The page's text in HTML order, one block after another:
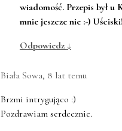
wiadomość. Przepis był u
mnie jeszcze nie :-) Uściski!
Odpowiedz ↓
Biała Sowa, 8 lat temu
Brzmi intrygująco :)
Pozdrawiam serdecznie.